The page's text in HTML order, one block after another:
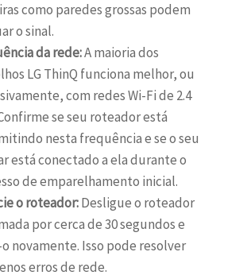
como paredes grossas podem
o sinal.
da rede:A maioria dos
LG ThinQ funciona melhor, ou
com redes Wi-Fi de 2.4
se seu roteador está
nesta frequência e se o seu
está conectado a ela durante o
de emparelhamento inicial.
o roteador:Desligue o roteador
por cerca de 30 segundos e
novamente. Isso pode resolver
erros de rede.